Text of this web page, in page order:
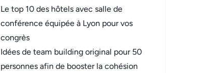
Le top 10 des hôtels avec salle de
conférence équipée à Lyon pour vos
congrès
Idées de team building original pour 50
personnes afin de booster la cohésion